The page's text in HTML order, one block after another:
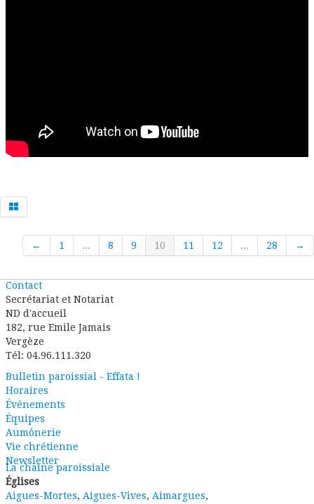
← 1 ... 8 9 10 11 12 ... 28 →
Contact
Secrétariat et Notariat
ND d'accueil
182, rue Emile Jamais
Vergèze
Tél: 04.96.111.320
Bulletin paroissial - Effata !
Horaires
Événements
Équipes
Aumônerie
Vie chrétienne
Newsletter
La chaîne paroissiale
Églises
Aigues-Mortes, Aigues-Vives, Aimargues,